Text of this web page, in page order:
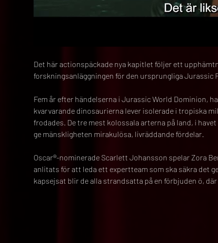
Det här actionspäckade nya kapitlet följer ett
forskningsanläggningen för den ursprungliga Jurassic
Fem år efter händelserna i Jurassic World Dominion,
kvarvarande dinosaurierna lever isolerade i tropiska
frodades. De tre mest kolossala arterna på land, i
ge mänskligheten mirakulösa, livräddande fördelar.
Oscar®-nominerade Scarlett Johansson spelar Zora
anlitats för att leda ett expertteam som ska säkra det
kapsejsat blir de alla strandsatta på en förbjuden ö,